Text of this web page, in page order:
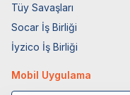
Tüy Savaşları
Socar İş Birliği
İyzico İş Birliği
Mobil Uygulama